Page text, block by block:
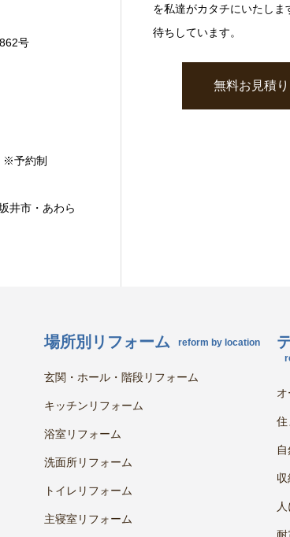
号
※予約制
井市・あわら
を私達がカタチにいたしま
待ちしています。
無料お見積
場所別リフォーム reform by location
玄関・ホール・階段リフォーム
キッチンリフォーム
浴室リフォーム
洗面所リフォーム
トイレリフォーム
主寝室リフォーム
住